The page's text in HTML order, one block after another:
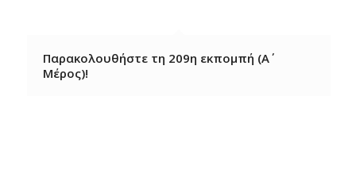
Παρακολουθήστε τη 209η εκπομπή (Α΄
Μέρος)!